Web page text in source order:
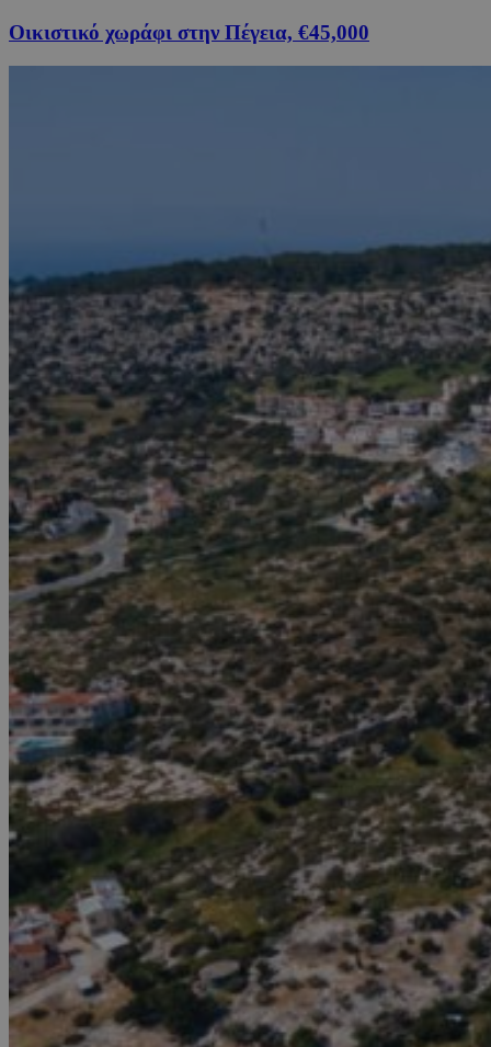
Οικιστικό χωράφι στην Πέγεια, €45,000